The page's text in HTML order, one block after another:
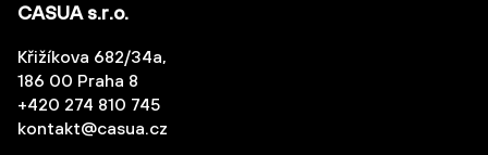
CASUA s.r.o.
Křižíkova 682/34a,
186 00 Praha 8
+420 274 810 745
kontakt@casua.cz